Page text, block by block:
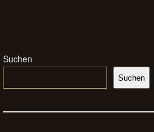
Suchen
Suchen